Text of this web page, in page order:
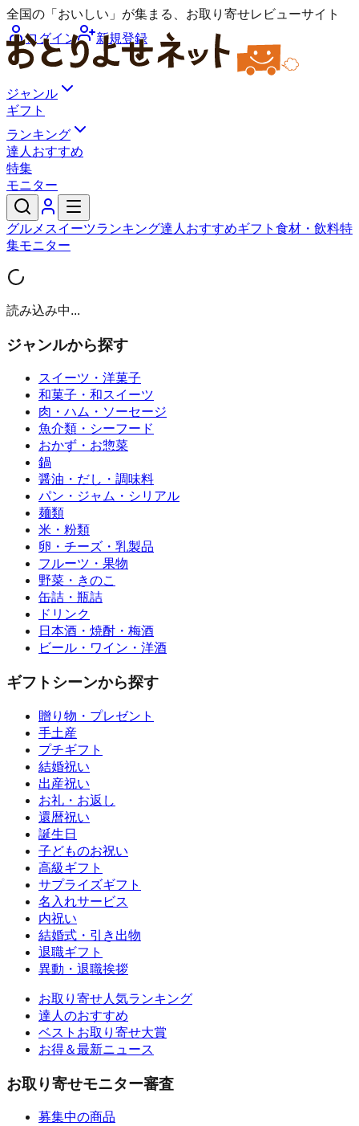
全国の「おいしい」が集まる、お取り寄せレビューサイト
ログイン
新規登録
ジャンル
ギフト
ランキング
達人おすすめ
特集
モニター
グルメ スイーツランキング達人おすすめギフト 食材・飲料特
集モニター
読み込み中...
ジャンルから探す
スイーツ・洋菓子
和菓子・和スイーツ
肉・ハム・ソーセージ
魚介類・シーフード
おかず・お惣菜
鍋
醤油・だし・調味料
パン・ジャム・シリアル
麺類
米・粉類
卵・チーズ・乳製品
フルーツ・果物
野菜・きのこ
缶詰・瓶詰
ドリンク
日本酒・焼酎・梅酒
ビール・ワイン・洋酒
ギフトシーンから探す
贈り物・プレゼント
手土産
プチギフト
結婚祝い
出産祝い
お礼・お返し
還暦祝い
誕生日
子どものお祝い
高級ギフト
サプライズギフト
名入れサービス
内祝い
結婚式・引き出物
退職ギフト
異動・退職挨拶
お取り寄せ人気ランキング
達人のおすすめ
ベストお取り寄せ大賞
お得＆最新ニュース
お取り寄せモニター審査
募集中の商品